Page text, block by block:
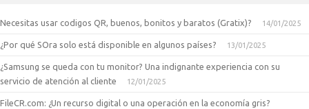
Necesitas usar codigos QR, buenos, bonitos y baratos (Gratix)? 14/01/2025
¿Por qué SOra solo está disponible en algunos países? 13/01/2025
¿Samsung se queda con tu monitor? Una indignante experiencia con su
servicio de atención al cliente
12/01/2025
FileCR.com: ¿Un recurso digital o una operación en la economía gris?